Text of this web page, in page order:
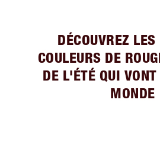
DÉCOUVREZ LES
COULEURS DE
DE L'ÉTÉ QUI
MONDE